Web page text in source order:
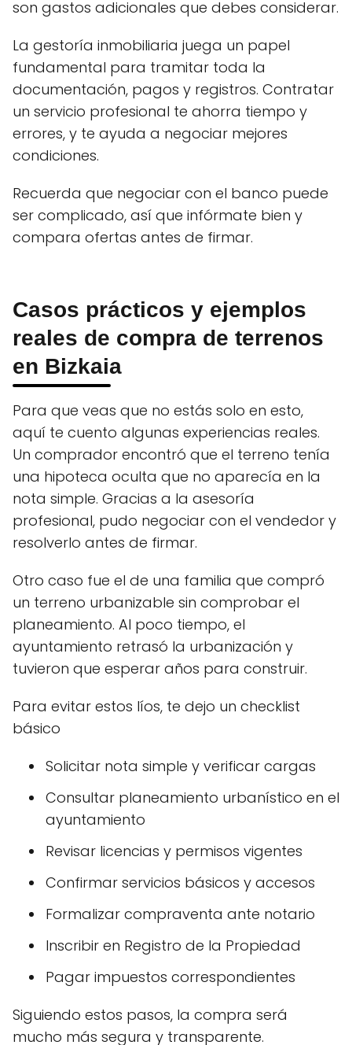
son gastos adicionales que debes considerar.
La gestoría inmobiliaria juega un papel
fundamental para tramitar toda la
documentación, pagos y registros. Contratar
un servicio profesional te ahorra tiempo y
errores, y te ayuda a negociar mejores
condiciones.
Recuerda que negociar con el banco puede
ser complicado, así que infórmate bien y
compara ofertas antes de firmar.
Casos prácticos y ejemplos
reales de compra de terrenos
en Bizkaia
Para que veas que no estás solo en esto,
aquí te cuento algunas experiencias reales.
Un comprador encontró que el terreno tenía
una hipoteca oculta que no aparecía en la
nota simple. Gracias a la asesoría
profesional, pudo negociar con el vendedor y
resolverlo antes de firmar.
Otro caso fue el de una familia que compró
un terreno urbanizable sin comprobar el
planeamiento. Al poco tiempo, el
ayuntamiento retrasó la urbanización y
tuvieron que esperar años para construir.
Para evitar estos líos, te dejo un checklist
básico
Solicitar nota simple y verificar cargas
Consultar planeamiento urbanístico en el
ayuntamiento
Revisar licencias y permisos vigentes
Confirmar servicios básicos y accesos
Formalizar compraventa ante notario
Inscribir en Registro de la Propiedad
Pagar impuestos correspondientes
Siguiendo estos pasos, la compra será
mucho más segura y transparente.